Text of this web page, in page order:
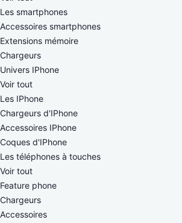
Les smartphones
Accessoires smartphones
Extensions mémoire
Chargeurs
Univers IPhone
Voir tout
Les IPhone
Chargeurs d'IPhone
Accessoires IPhone
Coques d'IPhone
Les téléphones à touches
Voir tout
Feature phone
Chargeurs
Accessoires